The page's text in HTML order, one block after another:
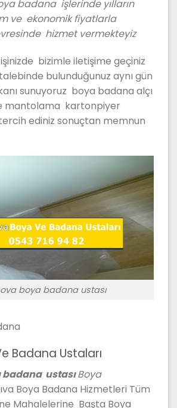
badana işlerinde yılların
ve ekonomik fiyatlarla
hizmet vermekteyiz
bizimle iletişime geçiniz
bulunduğunuz aynı gün
sunuyoruz boya badana alçı
mantolama kartonpiyer
ediniz sonuçtan memnun
boya badana ustası
Badana Ustaları
ustasıBoya
Boya Badana Hizmetleri Tüm
Mahalelerine Başta Boya